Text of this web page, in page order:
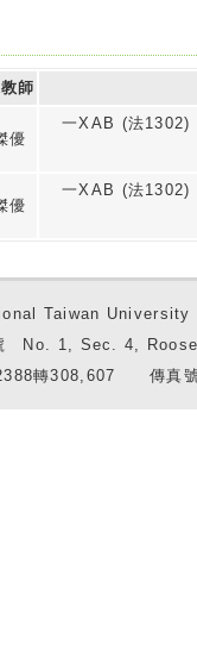
師
優
一XAB (法
優
一XAB (法
Taiwan University
No. 1, Sec. 4,
轉308,607 傳真